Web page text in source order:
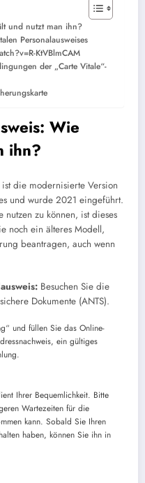
und nutzt man ihn?
Personalausweises
KtVBlmCAM
der „Carte Vitale“-
Wie
ihn?
die modernisierte Version
und wurde 2021 eingeführt.
zu können, ist dieses
noch ein älteres Modell,
beantragen, auch wenn
Besuchen Sie die
Dokumente (ANTS).
und füllen Sie das Online-
ein gültiges
Ihrer Bequemlichkeit. Bitte
Wartezeiten für die
kann. Sobald Sie Ihren
haben, können Sie ihn in